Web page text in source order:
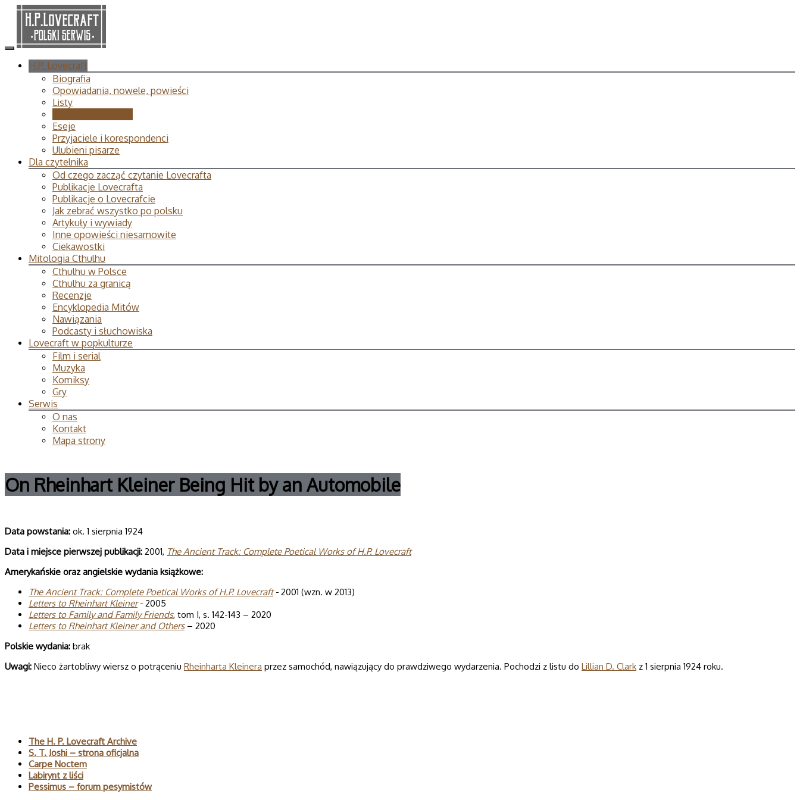
H.P. Lovecraft
Biografia
Opowiadania, nowele, powieści
Listy
Eseje
Przyjaciele i korespondenci
Ulubieni pisarze
Dla czytelnika
Od czego zacząć czytanie Lovecrafta
Publikacje Lovecrafta
Publikacje o Lovecrafcie
Jak zebrać wszystko po polsku
Artykuły i wywiady
Inne opowieści niesamowite
Ciekawostki
Mitologia Cthulhu
Cthulhu w Polsce
Cthulhu za granicą
Recenzje
Encyklopedia Mitów
Nawiązania
Podcasty i słuchowiska
Lovecraft w popkulturze
Film i serial
Muzyka
Komiksy
Gry
Serwis
O nas
Kontakt
Mapa strony
On Rheinhart Kleiner Being Hit by an Automobile
Data powsta­nia: ok. 1 sierpnia 1924
Data i miej­sce pierw­szej publi­ka­cji: 2001, The Ancient Track: Com­plete Poeti­cal Works of H.P. Love­craft
Ame­ry­kań­skie oraz angiel­skie wyda­nia książkowe:
The Ancient Track: Com­plete Poeti­cal Works of H.P. Love­craft- 2001 (wzn. w 2013)
Let­ters to Rhe­in­hart Kle­iner- 2005
Letters to Family and FamilyFriends, tom I, s. 142-143 – 2020
Letters to Rheinhart Kleiner and Others– 2020
Pol­skie wydania: brak
Uwagi: Nieco żartobliwy wiersz o potrąceniu Rheinharta Kleinera przez samochód, nawiązujący do prawdziwego wydarzenia. Pochodzi z listu do Lillian D. Clark z 1 sierpnia 1924 roku.
The H. P. Lovecraft Archive
S. T. Joshi – strona oficjalna
Carpe Noctem
Labirynt z liści
Pessimus – forum pesymistów